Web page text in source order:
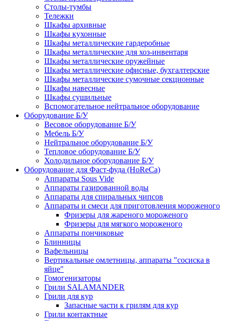
Столы-тумбы
Тележки
Шкафы архивные
Шкафы кухонные
Шкафы металлические гардеробные
Шкафы металлические для хоз-инвентаря
Шкафы металлические оружейные
Шкафы металлические офисные, бухгалтерские
Шкафы металлические сумочные секционные
Шкафы навесные
Шкафы сушильные
Вспомогательное нейтральное оборудование
Оборудование Б/У
Весовое оборудование Б/У
Мебель Б/У
Нейтральное оборудование Б/У
Тепловое оборудование Б/У
Холодильное оборудование Б/У
Оборудование для Фаст-фуда (HoReCa)
Аппараты Sous Vide
Аппараты газированной воды
Аппараты для спиральных чипсов
Аппараты и смеси для приготовления мороженого
Фризеры для жареного мороженого
Фризеры для мягкого мороженого
Аппараты пончиковые
Блинницы
Вафельницы
Вертикальные омлетницы, аппараты "сосиска в
яйце"
Гомогенизаторы
Грили SALAMANDER
Грили для кур
Запасные части к грилям для кур
Грили контактные